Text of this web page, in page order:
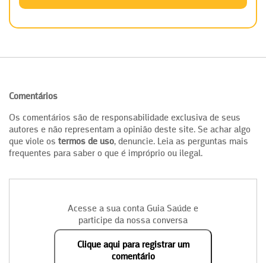
Comentários
Os comentários são de responsabilidade exclusiva de seus
autores e não representam a opinião deste site. Se achar algo
que viole os termos de uso, denuncie. Leia as perguntas mais
frequentes para saber o que é impróprio ou ilegal.
Acesse a sua conta Guia Saúde e
participe da nossa conversa
Clique aqui para registrar um
comentário